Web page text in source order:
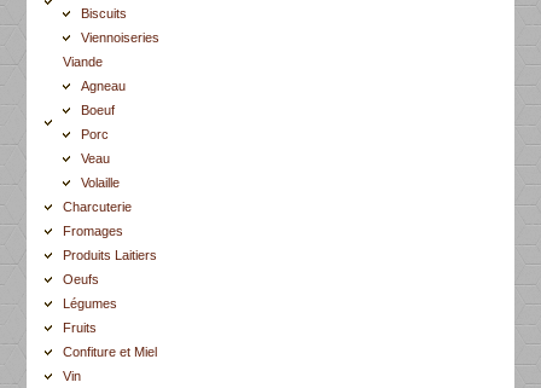
Biscuits
Viennoiseries
Viande
Agneau
Boeuf
Porc
Veau
Volaille
Charcuterie
Fromages
Produits Laitiers
Oeufs
Légumes
Fruits
Confiture et Miel
Vin